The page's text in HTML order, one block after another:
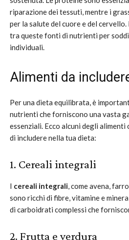
riparazione dei tessuti, mentre i
per la salute del cuore e del
tra queste fonti di nutrienti per
individuali.
Alimenti da
Per una dieta equilibrata, è
nutrienti che forniscono una vasta
essenziali. Ecco alcuni degli
di includere nella tua dieta:
1. Cereali integrali
I cereali integrali, come avena,
sono ricchi di fibre, vitamine e
di carboidrati complessi che
2. Frutta e verdura